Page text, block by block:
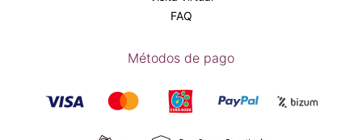
FAQ
Métodos de pago